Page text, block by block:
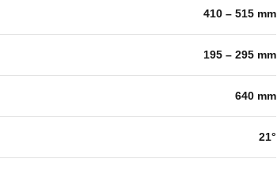
410 – 515 mm
195 – 295 mm
640 mm
21°